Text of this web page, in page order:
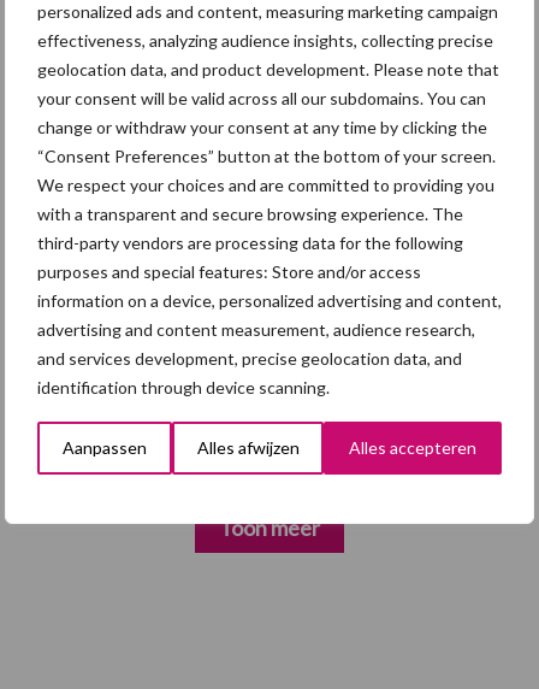
personalized ads and content, measuring marketing campaign
effectiveness, analyzing audience insights, collecting precise
geolocation data, and product development. Please note that
your consent will be valid across all our subdomains. You can
change or withdraw your consent at any time by clicking the
“Consent Preferences” button at the bottom of your screen.
We respect your choices and are committed to providing you
with a transparent and secure browsing experience. The
third-party vendors are processing data for the following
purposes and special features: Store and/or access
information on a device, personalized advertising and content,
advertising and content measurement, audience research,
and services development, precise geolocation data, and
identification through device scanning.
Aanpassen Alles afwijzen Alles accepteren
7 aug
Grondstoffenmarkt blijft grillig:
droogte en geopolitiek houden
handel in de greep
5 aug
“Vraag naar praktische
hygieneoplossingen is in Polen
groter dan ooit”
5 aug
Eliminatieprotocol voor
Mycoplasma hyopneumoniae
AVP in Finland onderstreept dat
alertheid belangrijk is, zeker nu
Toon meer